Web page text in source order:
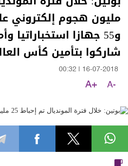
مليون هجوم إلكتروني
شاركوا بتأمين كأس
16-07-2018
00:32
A-
A+